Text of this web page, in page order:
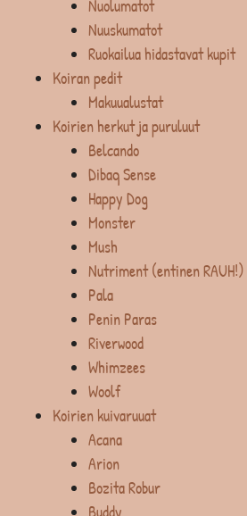
Nuolumatot
Nuuskumatot
Ruokailua hidastavat kupit
Koiran pedit
Makuualustat
Koirien herkut ja puruluut
Belcando
Dibaq Sense
Happy Dog
Monster
Mush
Nutriment (entinen RAUH!)
Pala
Penin Paras
Riverwood
Whimzees
Woolf
Koirien kuivaruuat
Acana
Arion
Bozita Robur